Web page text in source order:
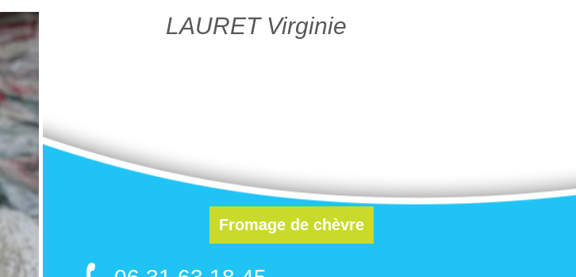
LAURET Virginie
Fromage de chèvre